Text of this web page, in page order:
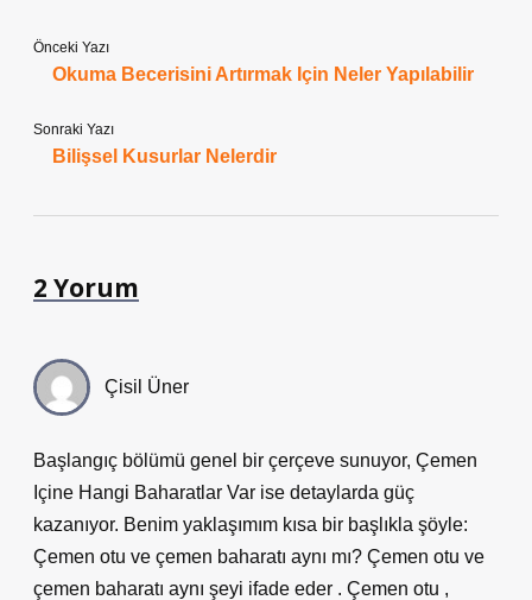
Önceki Yazı
Okuma Becerisini Artırmak Için Neler Yapılabilir
Sonraki Yazı
Bilişsel Kusurlar Nelerdir
2 Yorum
Çisil Üner
Başlangıç bölümü genel bir çerçeve sunuyor, Çemen
Içine Hangi Baharatlar Var ise detaylarda güç
kazanıyor. Benim yaklaşımım kısa bir başlıkla şöyle:
Çemen otu ve çemen baharatı aynı mı? Çemen otu ve
çemen baharatı aynı şeyi ifade eder . Çemen otu ,